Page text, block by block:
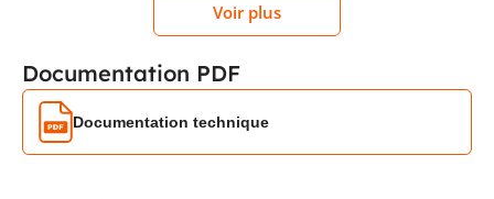
La couleur blanche du luminaire convient parfaitement aux
d’indication visuelle nécessitant une lecture claire. Dans un
environnement de commande, elle permet d’obtenir un
rendu lumineux sobre et précis, adapté aux panneaux,
boîtes à boutons et ensembles de commande où la lisibilité
Voir plus
Documentation PDF
Documentation technique